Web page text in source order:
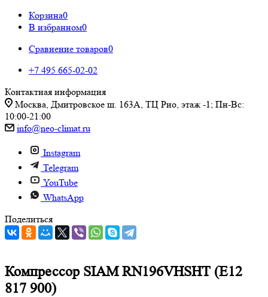
Корзина0
В избранном0
Сравнение товаров0
+7 495 665-02-02
Контактная информация
Москва, Дмитровское ш. 163А, ТЦ Рио, этаж -1; Пн-Вс:
10:00-21:00
info@neo-climat.ru
Instagram
Telegram
YouTube
WhatsApp
Поделиться
Компрессор SIAM RN196VHSHT (E12
817 900)